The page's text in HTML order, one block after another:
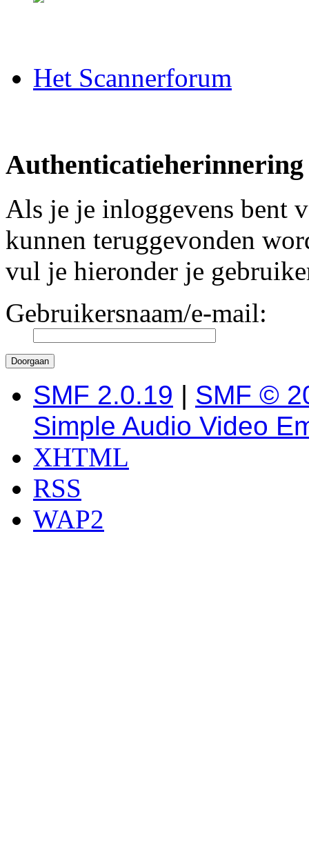
Het Scannerforum
Authenticatieherinnering
Als je je inloggevens bent
kunnen teruggevonden
vul je hieronder je
Gebruikersnaam/e-mail:
SMF 2.0.19 | SMF ©
Simple Audio Video
XHTML
RSS
WAP2